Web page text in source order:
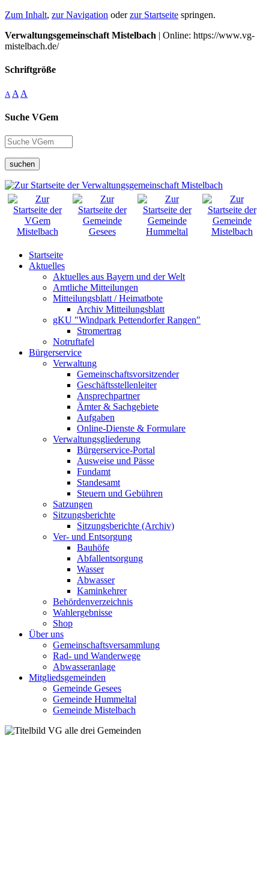
Zum Inhalt, zur Navigation oderzur Startseite springen.
Verwaltungsgemeinschaft Mistelbach | Online: https://www.vg-
mistelbach.de/
Schriftgröße
A A A
Suche VGem
suchen
Startseite
Aktuelles
Aktuelles aus Bayern und der Welt
Amtliche Mitteilungen
Mitteilungsblatt / Heimatbote
Archiv Mitteilungsblatt
gKU "Windpark Pettendorfer Rangen"
Stromertrag
Notruftafel
Bürgerservice
Verwaltung
Gemeinschaftsvorsitzender
Geschäftsstellenleiter
Ansprechpartner
Ämter & Sachgebiete
Aufgaben
Online-Dienste & Formulare
Verwaltungsgliederung
Bürgerservice-Portal
Ausweise und Pässe
Fundamt
Standesamt
Steuern und Gebühren
Satzungen
Sitzungsberichte
Sitzungsberichte (Archiv)
Ver- und Entsorgung
Bauhöfe
Abfallentsorgung
Wasser
Abwasser
Kaminkehrer
Behördenverzeichnis
Wahlergebnisse
Shop
Über uns
Gemeinschaftsversammlung
Rad- und Wanderwege
Abwasseranlage
Mitgliedsgemeinden
Gemeinde Gesees
Gemeinde Hummeltal
Gemeinde Mistelbach